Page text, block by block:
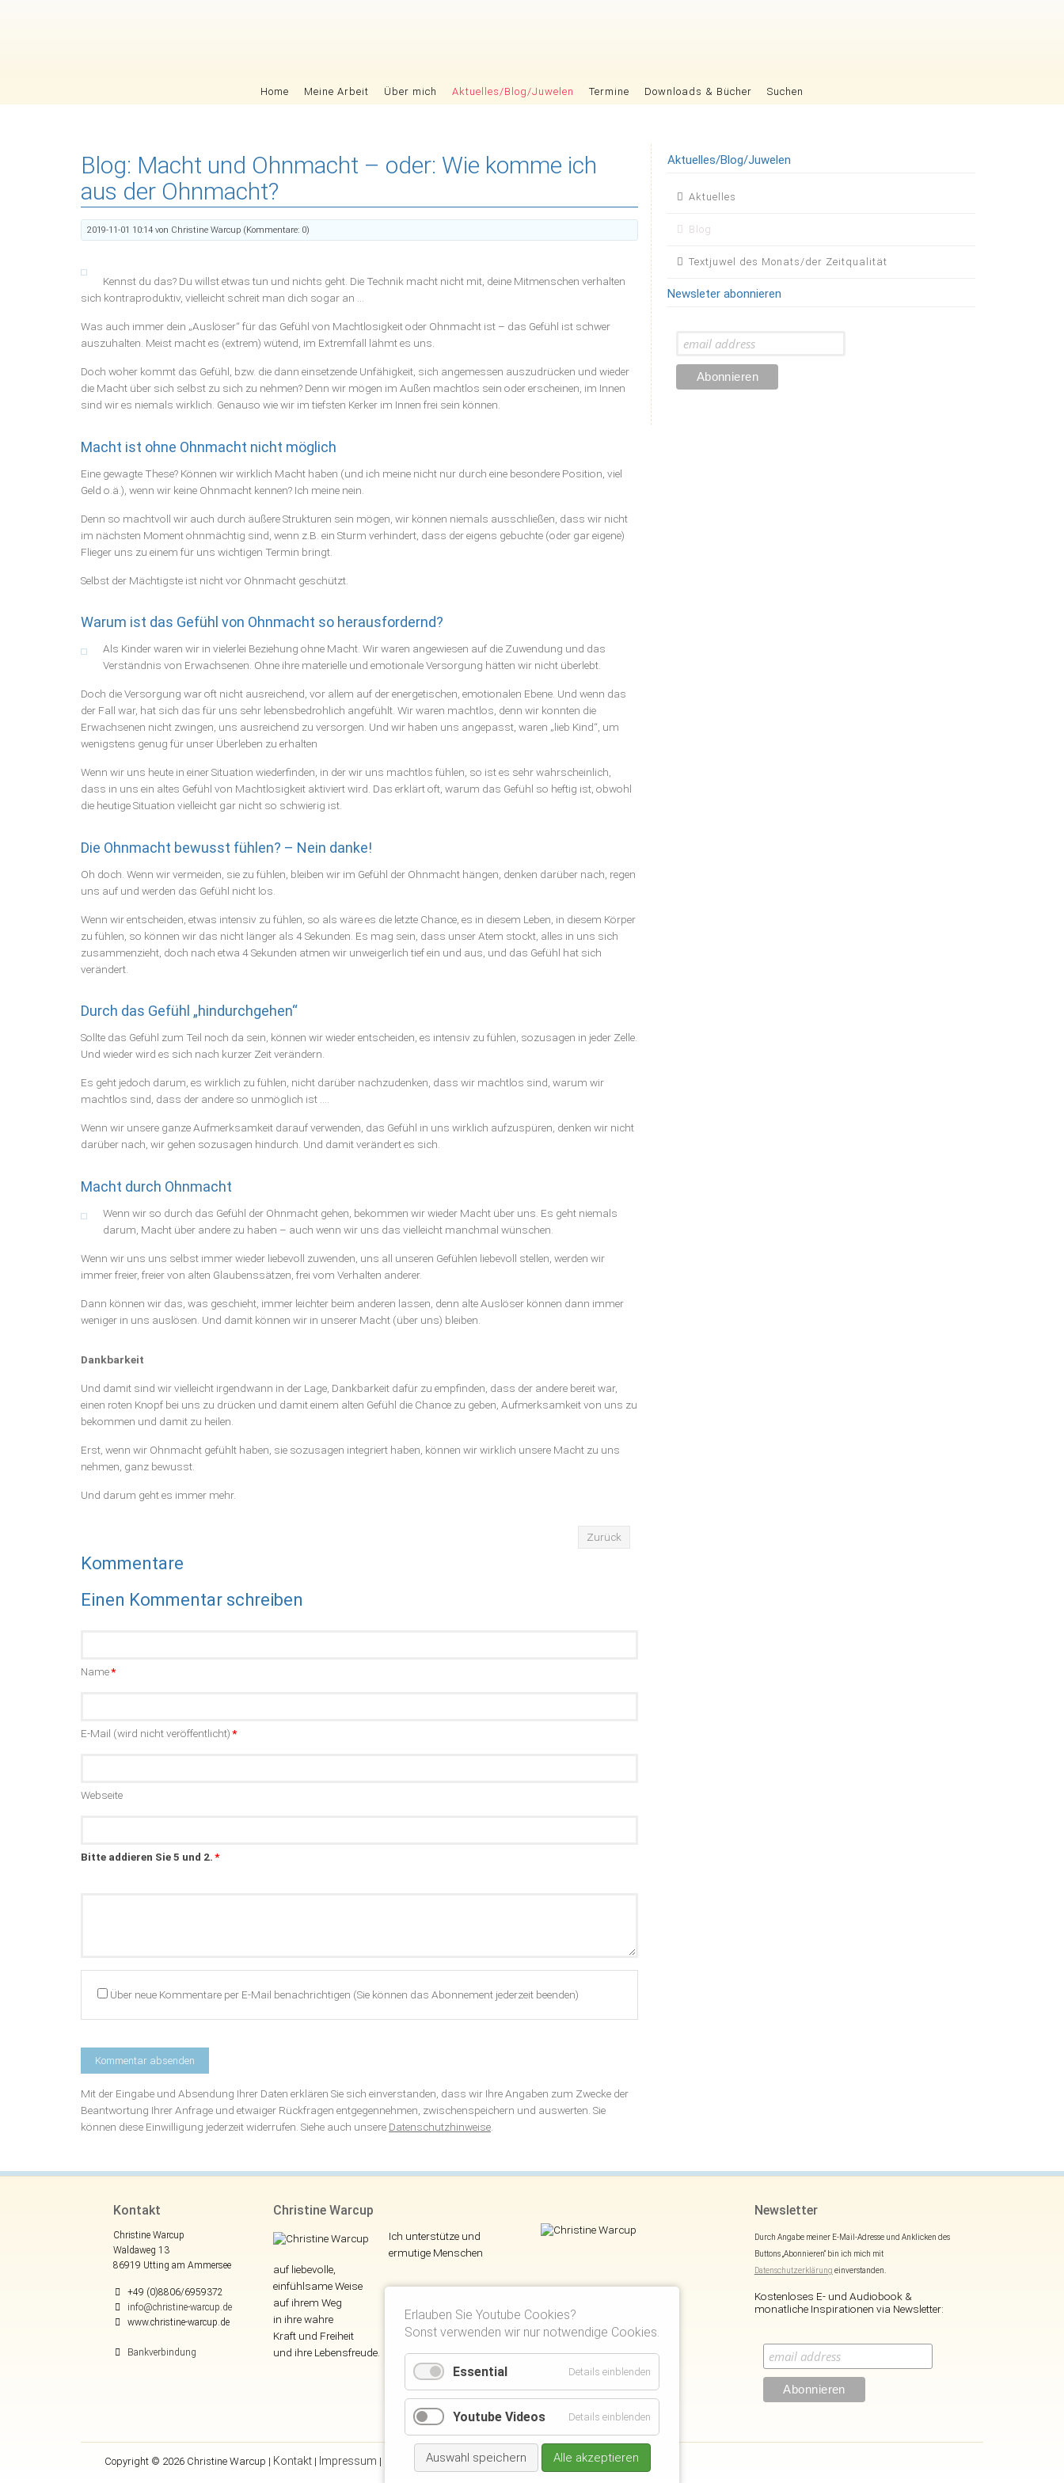
Home Meine Arbeit Über mich Aktuelles/Blog/Juwelen Termine Downloads & Bücher Suchen
Blog: Macht und Ohnmacht – oder: Wie komme ich
aus der Ohnmacht?
2019-11-01 10:14 von Christine Warcup (Kommentare: 0)
Kennst du das? Du willst etwas tun und nichts geht. Die Technik macht nicht mit, deine Mitmenschen verhalten
sich kontraproduktiv, vielleicht schreit man dich sogar an …
Was auch immer dein „Auslöser“ für das Gefühl von Machtlosigkeit oder Ohnmacht ist – das Gefühl ist schwer
auszuhalten. Meist macht es (extrem) wütend, im Extremfall lähmt es uns.
Doch woher kommt das Gefühl, bzw. die dann einsetzende Unfähigkeit, sich angemessen auszudrücken und wieder
die Macht über sich selbst zu sich zu nehmen? Denn wir mögen im Außen machtlos sein oder erscheinen, im Innen
sind wir es niemals wirklich. Genauso wie wir im tiefsten Kerker im Innen frei sein können.
Macht ist ohne Ohnmacht nicht möglich
Eine gewagte These? Können wir wirklich Macht haben (und ich meine nicht nur durch eine besondere Position, viel
Geld o.ä.), wenn wir keine Ohnmacht kennen? Ich meine nein.
Denn so machtvoll wir auch durch äußere Strukturen sein mögen, wir können niemals ausschließen, dass wir nicht
im nächsten Moment ohnmächtig sind, wenn z.B. ein Sturm verhindert, dass der eigens gebuchte (oder gar eigene)
Flieger uns zu einem für uns wichtigen Termin bringt.
Selbst der Mächtigste ist nicht vor Ohnmacht geschützt.
Warum ist das Gefühl von Ohnmacht so herausfordernd?
Als Kinder waren wir in vielerlei Beziehung ohne Macht. Wir waren angewiesen auf die Zuwendung und das
Verständnis von Erwachsenen. Ohne ihre materielle und emotionale Versorgung hätten wir nicht überlebt.
Doch die Versorgung war oft nicht ausreichend, vor allem auf der energetischen, emotionalen Ebene. Und wenn das
der Fall war, hat sich das für uns sehr lebensbedrohlich angefühlt. Wir waren machtlos, denn wir konnten die
Erwachsenen nicht zwingen, uns ausreichend zu versorgen. Und wir haben uns angepasst, waren „lieb Kind“, um
wenigstens genug für unser Überleben zu erhalten
Wenn wir uns heute in einer Situation wiederfinden, in der wir uns machtlos fühlen, so ist es sehr wahrscheinlich,
dass in uns ein altes Gefühl von Machtlosigkeit aktiviert wird. Das erklärt oft, warum das Gefühl so heftig ist, obwohl
die heutige Situation vielleicht gar nicht so schwierig ist.
Die Ohnmacht bewusst fühlen? – Nein danke!
Oh doch. Wenn wir vermeiden, sie zu fühlen, bleiben wir im Gefühl der Ohnmacht hängen, denken darüber nach, regen
uns auf und werden das Gefühl nicht los.
Wenn wir entscheiden, etwas intensiv zu fühlen, so als wäre es die letzte Chance, es in diesem Leben, in diesem Körper
zu fühlen, so können wir das nicht länger als 4 Sekunden. Es mag sein, dass unser Atem stockt, alles in uns sich
zusammenzieht, doch nach etwa 4 Sekunden atmen wir unweigerlich tief ein und aus, und das Gefühl hat sich
verändert.
Durch das Gefühl „hindurchgehen“
Sollte das Gefühl zum Teil noch da sein, können wir wieder entscheiden, es intensiv zu fühlen, sozusagen in jeder Zelle.
Und wieder wird es sich nach kurzer Zeit verändern.
Es geht jedoch darum, es wirklich zu fühlen, nicht darüber nachzudenken, dass wir machtlos sind, warum wir
machtlos sind, dass der andere so unmöglich ist ….
Wenn wir unsere ganze Aufmerksamkeit darauf verwenden, das Gefühl in uns wirklich aufzuspüren, denken wir nicht
darüber nach, wir gehen sozusagen hindurch. Und damit verändert es sich.
Macht durch Ohnmacht
Wenn wir so durch das Gefühl der Ohnmacht gehen, bekommen wir wieder Macht über uns. Es geht niemals
darum, Macht über andere zu haben – auch wenn wir uns das vielleicht manchmal wünschen.
Wenn wir uns uns selbst immer wieder liebevoll zuwenden, uns all unseren Gefühlen liebevoll stellen, werden wir
immer freier, freier von alten Glaubenssätzen, frei vom Verhalten anderer.
Dann können wir das, was geschieht, immer leichter beim anderen lassen, denn alte Auslöser können dann immer
weniger in uns auslösen. Und damit können wir in unserer Macht (über uns) bleiben.
Dankbarkeit
Und damit sind wir vielleicht irgendwann in der Lage, Dankbarkeit dafür zu empfinden, dass der andere bereit war,
einen roten Knopf bei uns zu drücken und damit einem alten Gefühl die Chance zu geben, Aufmerksamkeit von uns zu
bekommen und damit zu heilen.
Erst, wenn wir Ohnmacht gefühlt haben, sie sozusagen integriert haben, können wir wirklich unsere Macht zu uns
nehmen, ganz bewusst.
Und darum geht es immer mehr.
Zurück
Kommentare
Einen Kommentar schreiben
Pflichtfeld
Name*
Pflichtfeld
E-Mail (wird nicht veröffentlicht)*
Webseite
Bitte addieren Sie 5 und 2.*
Kommentar
Über neue Kommentare per E-Mail benachrichtigen (Sie können das Abonnement jederzeit beenden)
Mit der Eingabe und Absendung Ihrer Daten erklären Sie sich einverstanden, dass wir Ihre Angaben zum Zwecke der
Beantwortung Ihrer Anfrage und etwaiger Rückfragen entgegennehmen, zwischenspeichern und auswerten. Sie
können diese Einwilligung jederzeit widerrufen. Siehe auch unsere Datenschutzhinweise
Aktuelles/Blog/Juwelen
Navigation
Aktuelles
Blog
Textjuwel des Monats/der Zeitqualität
Newsleter abonnieren
Kontakt
Christine Warcup
Waldaweg 13
86919 Utting am Ammersee
+49 (0)8806/6959372
info@christine-warcup.de
www.christine-warcup.de
Bankverbindung
Christine Warcup
Ich unterstütze und
ermutige Menschen
auf liebevolle,
einfühlsame Weise
auf ihrem Weg
in ihre wahre
Kraft und Freiheit
und ihre Lebensfreude.
Newsletter
Durch Angabe meiner E-Mail-Adresse und Anklicken des
Buttons „Abonnieren“ bin ich mich mit
Datenschutzerklärung einverstanden.
Kostenloses E- und Audiobook &
monatliche Inspirationen via Newsletter:
Copyright © 2026 Christine Warcup | Kontakt | Impressum | Datenschutzerklärung|Disclaimer |Suchen|Kunden Login
Erlauben Sie Youtube Cookies?
Sonst verwenden wir nur notwendige Cookies.
Essential Details einblenden
Youtube Videos Details einblenden
Auswahl speichern Alle akzeptieren